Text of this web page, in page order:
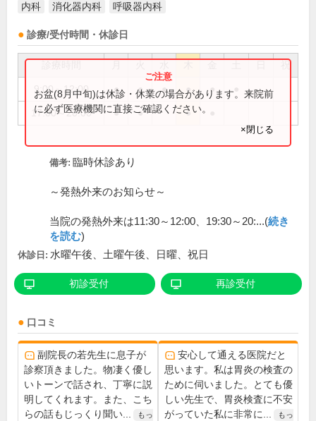
内科 消化器内科 呼吸器内科
診療/受付時間・休診日
祝
9:00～12:00 ● ● ● ● ●
17:00～20:00 ● ● ●
お盆(8月中旬)は休診・休業の場合があります。来院前
に必ず医療機関に直接ご確認ください。
×閉じる
備考: 臨時休診あり
～発熱外来のお知らせ～
当院の発熱外来は11:30～12:00、19:30～20:...(続き
を読む)
休診日: 水曜午後、土曜午後、日曜、祝日
初診受付 再診受付
口コミ
副院長の若先生に息子が
診察頂きました。物凄く優し
いトーンで話され、丁寧に説
明してくれます。また、こち
らの話もじっくり聞い...
もっ
安心して通える医院だと
思います。私は胃炎の検査の
ために伺いました。とても優
しい先生で、胃炎検査に不安
がっていた私に非常に...
もっ